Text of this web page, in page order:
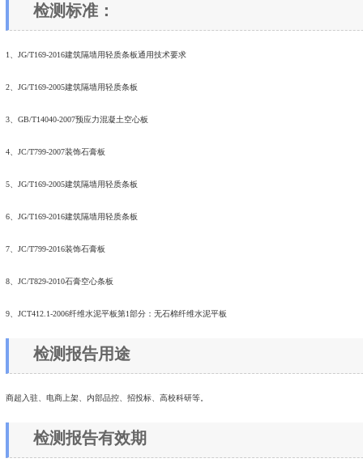
检测标准：
1、JG/T169-2016建筑隔墙用轻质条板通用技术要求
2、JG/T169-2005建筑隔墙用轻质条板
3、GB/T14040-2007预应力混凝土空心板
4、JC/T799-2007装饰石膏板
5、JG/T169-2005建筑隔墙用轻质条板
6、JG/T169-2016建筑隔墙用轻质条板
7、JC/T799-2016装饰石膏板
8、JC/T829-2010石膏空心条板
9、JCT412.1-2006纤维水泥平板第1部分：无石棉纤维水泥平板
检测报告用途
商超入驻、电商上架、内部品控、招投标、高校科研等。
检测报告有效期